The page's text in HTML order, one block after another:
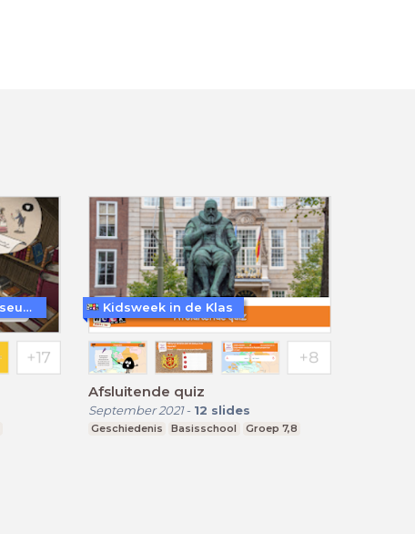
Nederlands Openluchtmuseum
Afsluitende quiz
September 2021- 12 slides
Geschiedenis Basisschool Groep 7,8
Kidsweek in de Klas